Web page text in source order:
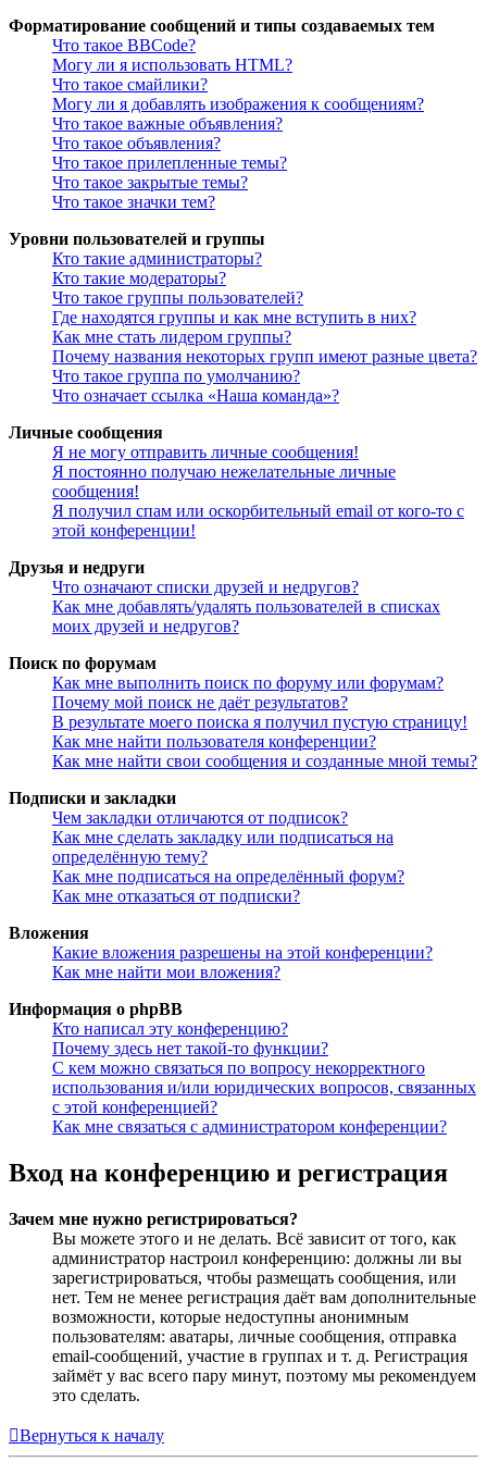
Форматирование сообщений и типы создаваемых тем
Что такое BBCode?
Могу ли я использовать HTML?
Что такое смайлики?
Могу ли я добавлять изображения к сообщениям?
Что такое важные объявления?
Что такое объявления?
Что такое прилепленные темы?
Что такое закрытые темы?
Что такое значки тем?
Уровни пользователей и группы
Кто такие администраторы?
Кто такие модераторы?
Что такое группы пользователей?
Где находятся группы и как мне вступить в них?
Как мне стать лидером группы?
Почему названия некоторых групп имеют разные цвета?
Что такое группа по умолчанию?
Что означает ссылка «Наша команда»?
Личные сообщения
Я не могу отправить личные сообщения!
Я постоянно получаю нежелательные личные
сообщения!
Я получил спам или оскорбительный email от кого-то с
этой конференции!
Друзья и недруги
Что означают списки друзей и недругов?
Как мне добавлять/удалять пользователей в списках
моих друзей и недругов?
Поиск по форумам
Как мне выполнить поиск по форуму или форумам?
Почему мой поиск не даёт результатов?
В результате моего поиска я получил пустую страницу!
Как мне найти пользователя конференции?
Как мне найти свои сообщения и созданные мной темы?
Подписки и закладки
Чем закладки отличаются от подписок?
Как мне сделать закладку или подписаться на
определённую тему?
Как мне подписаться на определённый форум?
Как мне отказаться от подписки?
Вложения
Какие вложения разрешены на этой конференции?
Как мне найти мои вложения?
Информация о phpBB
Кто написал эту конференцию?
Почему здесь нет такой-то функции?
С кем можно связаться по вопросу некорректного
использования и/или юридических вопросов, связанных
с этой конференцией?
Как мне связаться с администратором конференции?
Вход на конференцию и регистрация
Зачем мне нужно регистрироваться?
Вы можете этого и не делать. Всё зависит от того, как
администратор настроил конференцию: должны ли вы
зарегистрироваться, чтобы размещать сообщения, или
нет. Тем не менее регистрация даёт вам дополнительные
возможности, которые недоступны анонимным
пользователям: аватары, личные сообщения, отправка
email-сообщений, участие в группах и т. д. Регистрация
займёт у вас всего пару минут, поэтому мы рекомендуем
это сделать.
Вернуться к началу